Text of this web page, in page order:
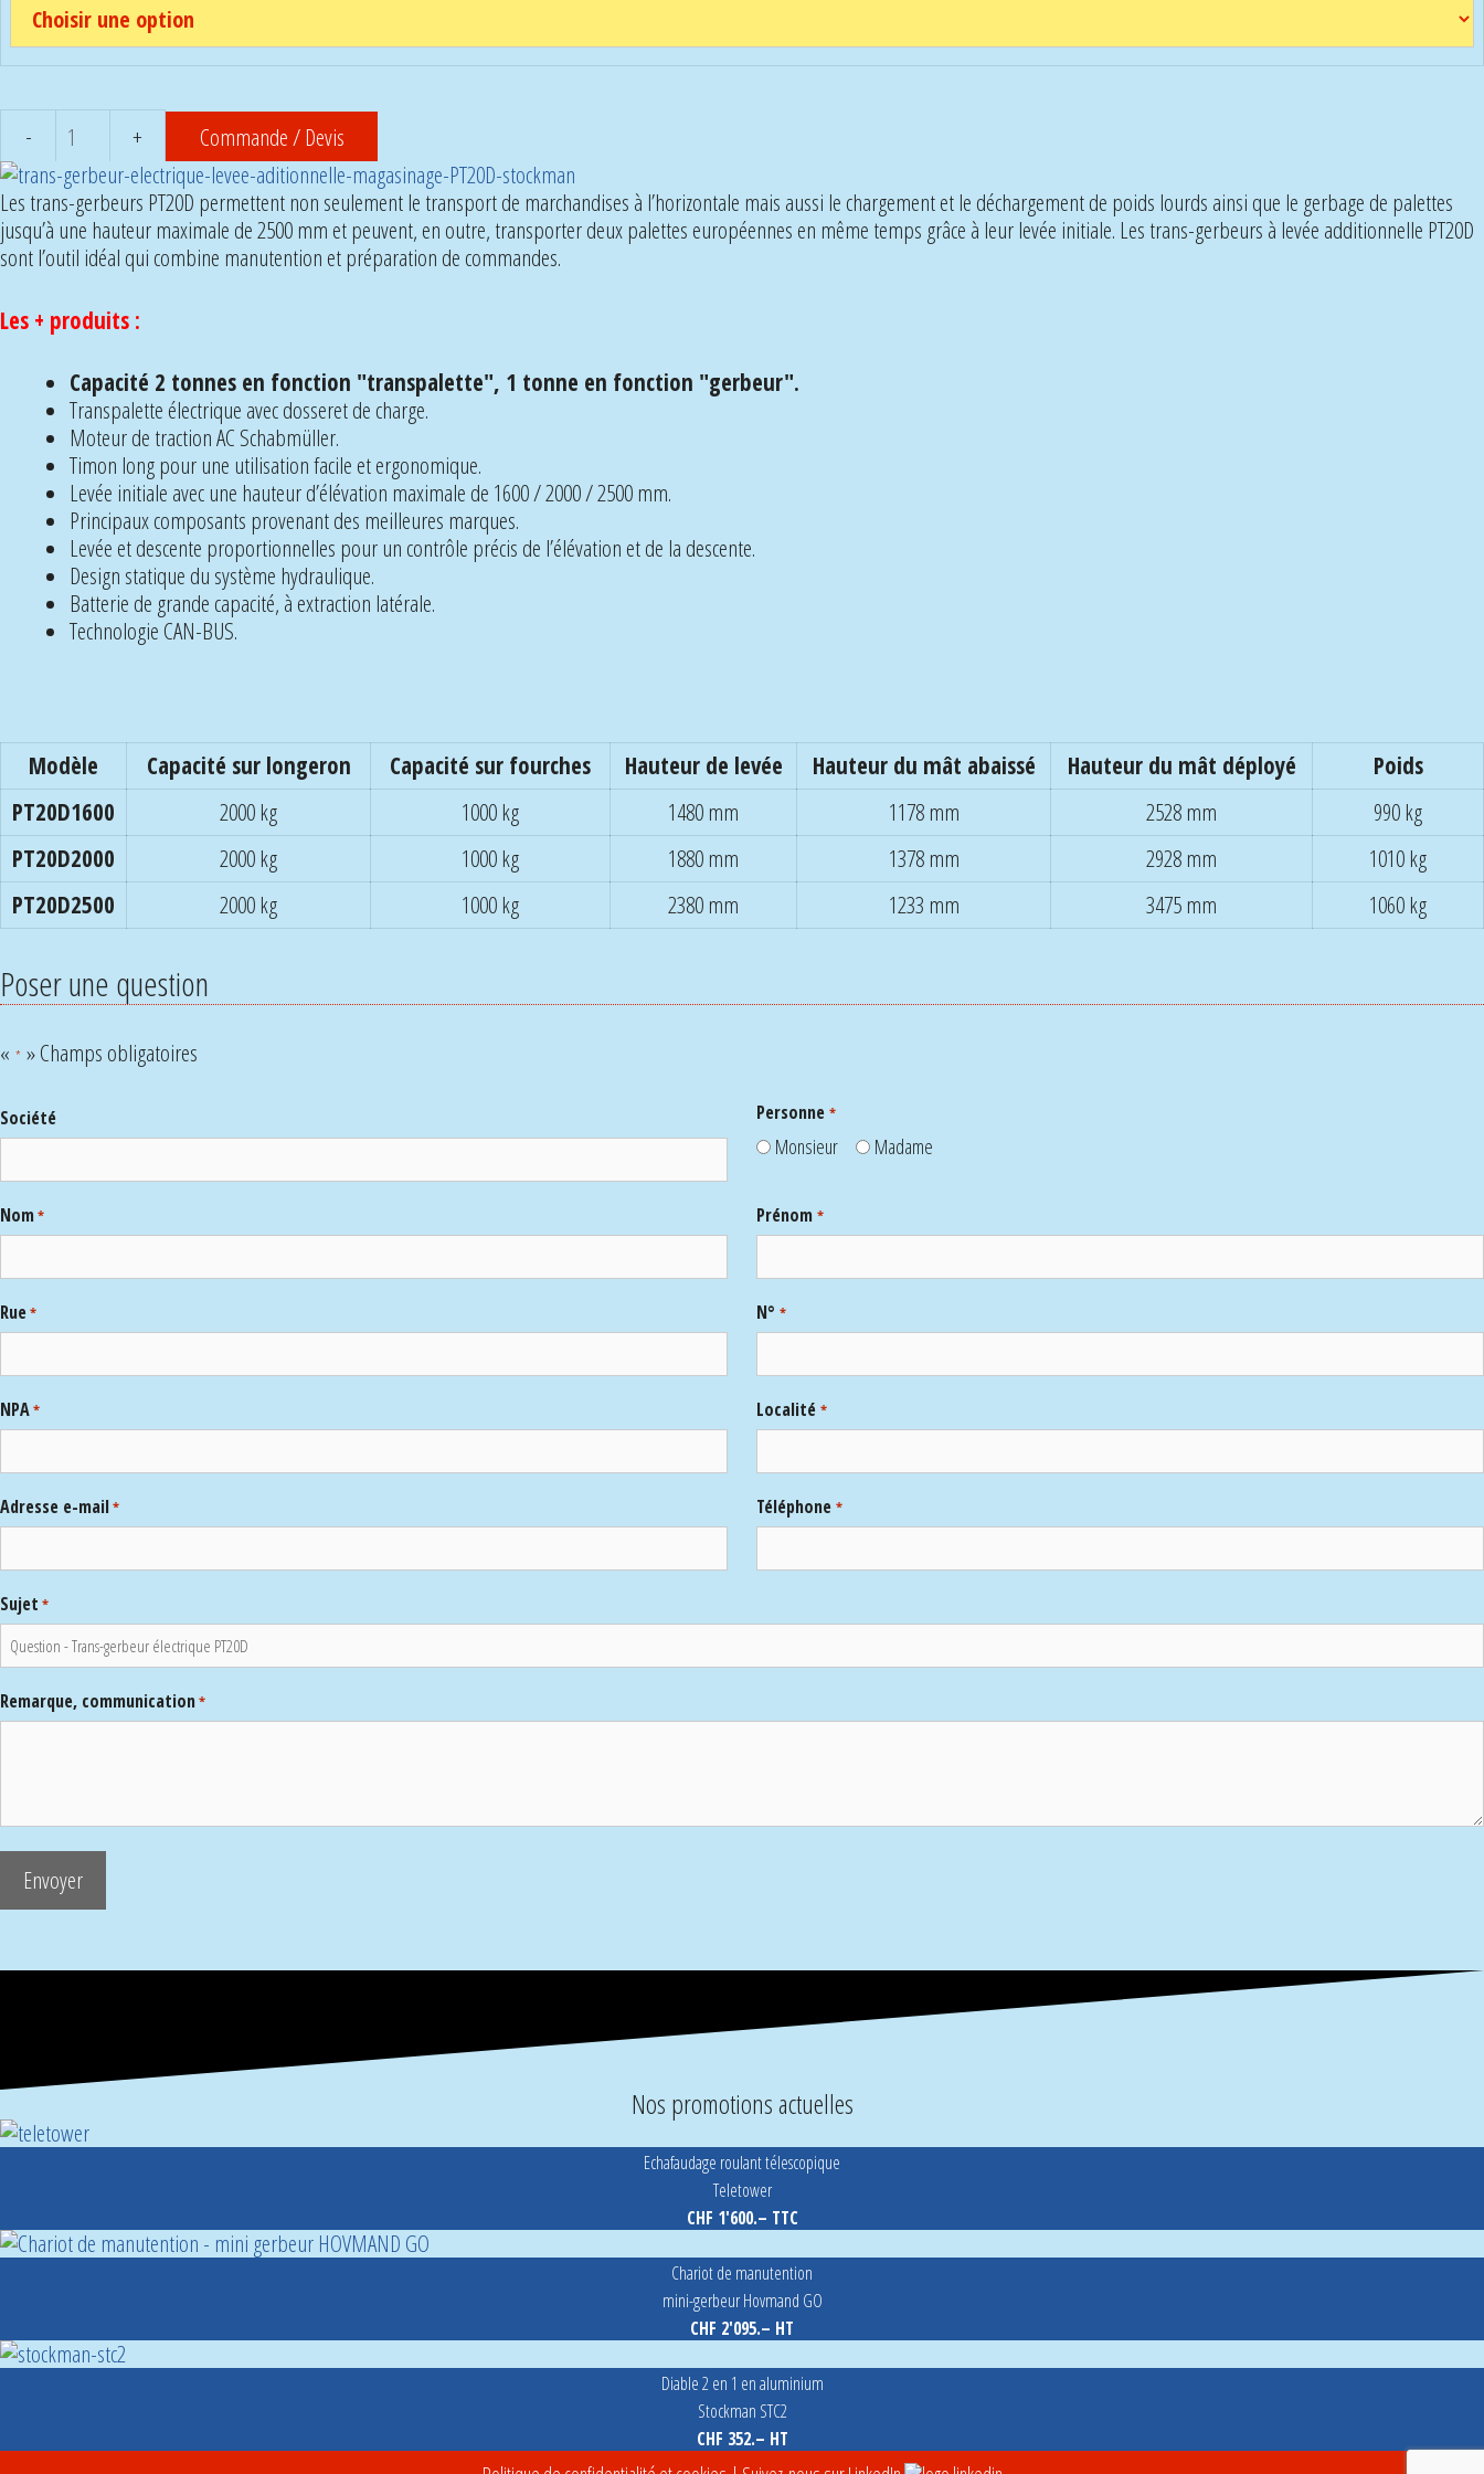
quantité
de
Trans-
gerbeur
électrique
Stockman
Commande / Devis
Les trans-gerbeurs PT20D permettent non seulement le transport de marchandises à l’horizontale mais aussi le chargement et le déchargement de poids lourds ainsi que le gerbage de palettes
jusqu’à une hauteur maximale de 2500 mm et peuvent, en outre, transporter deux palettes européennes en même temps grâce à leur levée initiale. Les trans-gerbeurs à levée additionnelle PT20D
sont l’outil idéal qui combine manutention et préparation de commandes.
Les + produits :
Capacité 2 tonnes en fonction "transpalette", 1 tonne en fonction "gerbeur".
Transpalette électrique avec dosseret de charge.
Moteur de traction AC Schabmüller.
Timon long pour une utilisation facile et ergonomique.
Levée initiale avec une hauteur d’élévation maximale de 1600 / 2000 / 2500 mm.
Principaux composants provenant des meilleures marques.
Levée et descente proportionnelles pour un contrôle précis de l’élévation et de la descente.
Design statique du système hydraulique.
Batterie de grande capacité, à extraction latérale.
Technologie CAN-BUS.
Modèle Capacité sur longeron Capacité sur fourches Hauteur de levée Hauteur du mât abaissé Hauteur du mât déployé
Poids
PT20D1600
2000 kg 1000 kg 1480 mm 1178 mm 2528 mm
990 kg
PT20D2000
2000 kg 1000 kg 1880 mm 1378 mm 2928 mm
1010 kg
PT20D2500
2000 kg 1000 kg 2380 mm 1233 mm 3475 mm 1060 kg
Poser une question
« * » Champs obligatoires
Société Personne *
Monsieur Madame
Nom* Prénom *
Rue* N° *
NPA* Localité *
Adresse e-mail* Téléphone *
Sujet *
Remarque, communication*
Nos promotions actuelles
Echafaudage roulant télescopique
Teletower
CHF 1'600.– TTC
Chariot de manutention
mini-gerbeur Hovmand GO
CHF 2'095.– HT
Diable 2 en 1 en aluminium
Stockman STC2
CHF 352.– HT